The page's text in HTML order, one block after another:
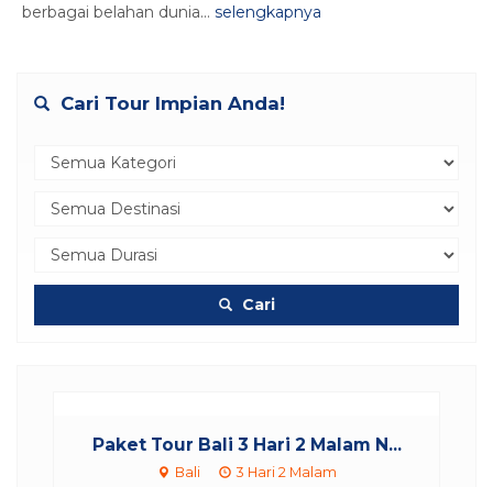
berbagai belahan dunia... selengkapnya
Cari Tour Impian Anda!
Cari
Paket Tour Bali 3 Hari 2 Malam N...
Bali 3 Hari 2 Malam